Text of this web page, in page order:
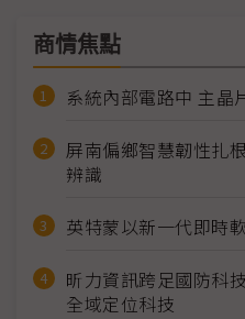
商情焦點
系統內部電路中 主晶
屏南偏鄉智慧韌性扎
辨識
英特蒙以新一代即時
昕力資訊跨足國防科
全域定位科技